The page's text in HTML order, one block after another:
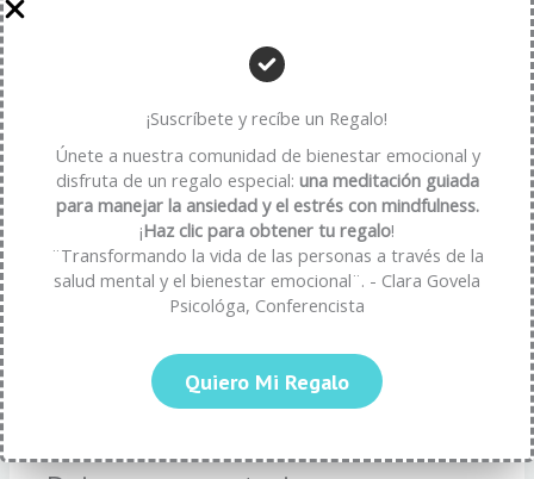
¡Suscríbete y recíbe un Regalo!
Únete a nuestra comunidad de bienestar emocional y
disfruta de un regalo especial: una meditación guiada
para manejar la ansiedad y el estrés con mindfulness.
¡Haz clic para obtener tu regalo!
¨Transformando la vida de las personas a través de la
salud mental y el bienestar emocional¨. - Clara Govela
Psicológa, Conferencista
Quiero Mi Regalo
interpersonales. Si estás buscando una forma de mejorar tu
bienestar emocional y mental, el Ho’oponopono puede ser
una opción valiosa a considerar.
Comparte tus experiencias y opiniones en los comentarios a
continuación.
¿Has practicado alguna vez el Ho’oponopono o alguna otra
técnica terapéutica similar? ¿Cómo ha influido en tu vida y
en tu bienestar emocional?
Entrada anterior Entrada siguiente